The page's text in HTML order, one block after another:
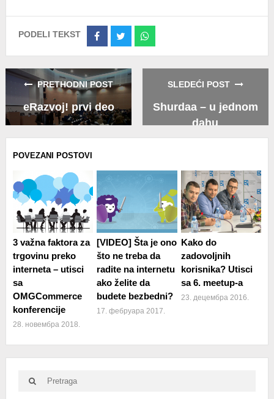
PODELI TEKST
Share
Facebook
Share
Twitter
Share
Whatsapp
PRETHODNI POST
eRazvoj! prvi deo
SLEDEĆI POST
Shurdaa – u jednom
dahu
POVEZANI POSTOVI
3 važna faktora za
trgovinu preko
interneta – utisci
sa
OMGCommerce
konferencije
28. новембра 2018.
[VIDEO] Šta je ono
što ne treba da
radite na internetu
ako želite da
budete bezbedni?
17. фебруара 2017.
Kako do
zadovoljnih
korisnika? Utisci
sa 6. meetup-a
23. децембра 2016.
Search